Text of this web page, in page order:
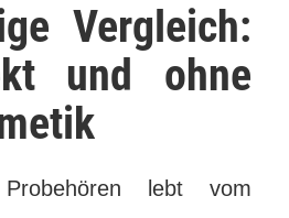
Vergleich:
und ohne
lebt vom